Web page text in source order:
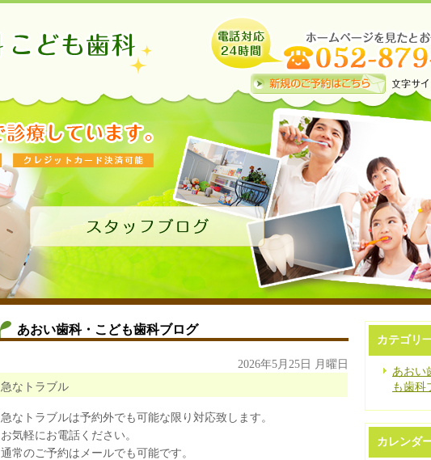
あおい歯科・こども歯科ブログ
2026年5月25日 月曜日
急なトラブル
急なトラブルは予約外でも可能な限り対応致します。
お気軽にお電話ください。
通常のご予約はメールでも可能です。
カテゴリ
あおい
も歯科
カレンダ